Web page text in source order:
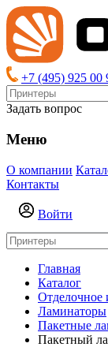
+7 (495) 925 00
Задать вопрос
Меню
О компании
Контакты
Войти
Главная
Каталог
Отделочное
Ламинаторы
Пакетные
Пакетный